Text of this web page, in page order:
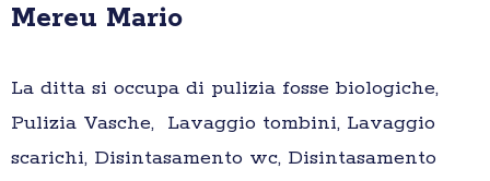
Mereu Mario
La ditta si occupa di pulizia fosse biologiche,
Pulizia Vasche, Lavaggio tombini, Lavaggio
scarichi, Disintasamento wc, Disintasamento